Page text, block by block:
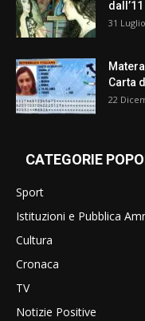
31
Carta
22
CATEGORIE
Sport
Istituzioni e Pubblica
Cultura
Cronaca
TV
Notizie Positive